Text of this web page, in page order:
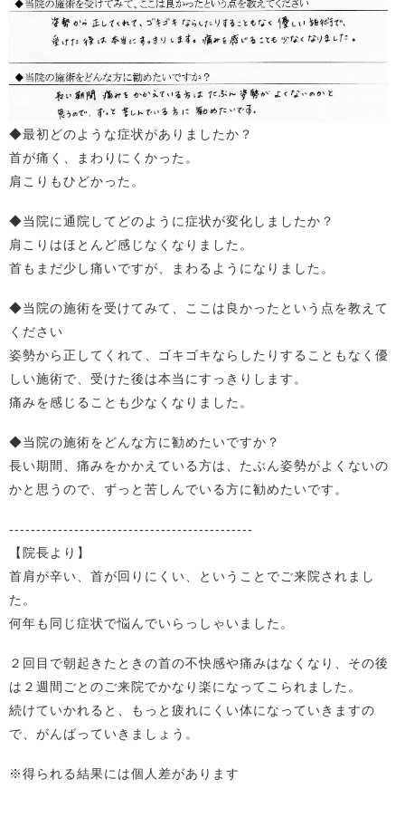
◆最初どのような症状がありましたか？
首が痛く、まわりにくかった。
肩こりもひどかった。
◆当院に通院してどのように症状が変化しましたか？
肩こりはほとんど感じなくなりました。
首もまだ少し痛いですが、まわるようになりました。
◆当院の施術を受けてみて、ここは良かったという点を教えて
ください
姿勢から正してくれて、ゴキゴキならしたりすることもなく優
しい施術で、受けた後は本当にすっきりします。
痛みを感じることも少なくなりました。
◆当院の施術をどんな方に勧めたいですか？
長い期間、痛みをかかえている方は、たぶん姿勢がよくないの
かと思うので、ずっと苦しんでいる方に勧めたいです。
---------------------------------------------
【院長より】
首肩が辛い、首が回りにくい、ということでご来院されまし
た。
何年も同じ症状で悩んでいらっしゃいました。
２回目で朝起きたときの首の不快感や痛みはなくなり、その後
は２週間ごとのご来院でかなり楽になってこられました。
続けていかれると、もっと疲れにくい体になっていきますの
で、がんばっていきましょう。
※得られる結果には個人差があります